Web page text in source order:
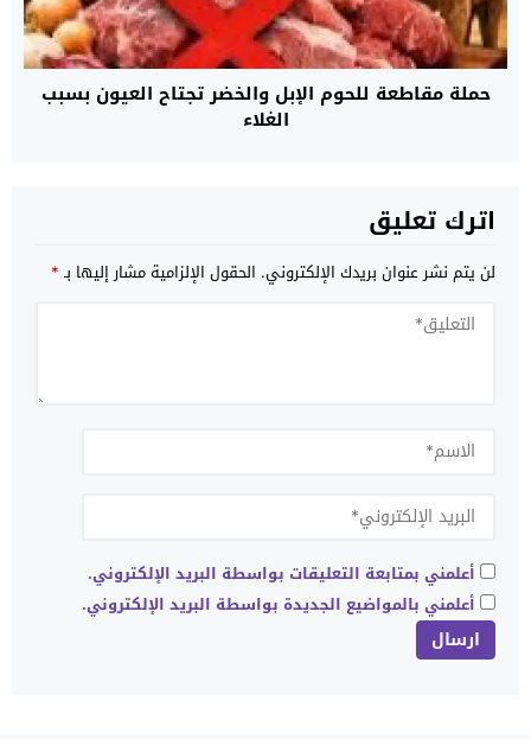
حملة مقاطعة للحوم الإبل والخضر تجتاح العيون بسبب
الغلاء
اترك تعليق
لن يتم نشر عنوان بريدك الإلكتروني. الحقول الإلزامية مشار إليها بـ*
أعلمني بمتابعة التعليقات بواسطة البريد الإلكتروني.
أعلمني بالمواضيع الجديدة بواسطة البريد الإلكتروني.